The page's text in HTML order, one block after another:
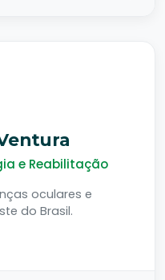
e Reabilitação
oculares e
do Brasil.